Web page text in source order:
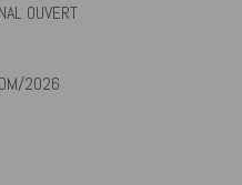
OUVERT
2026